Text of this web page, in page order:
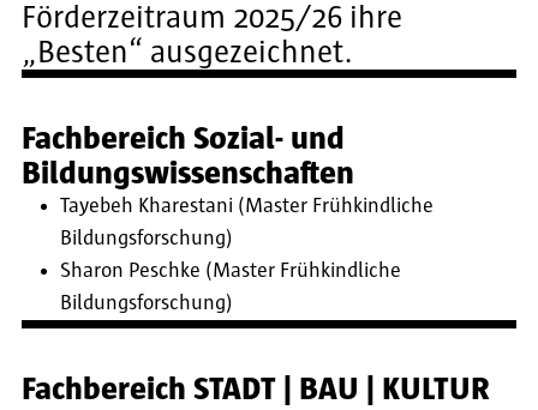
Förderzeitraum 2025/26 ihre
„Besten“ ausgezeichnet.
Fachbereich Sozial- und
Bildungswissenschaften
Tayebeh Kharestani (Master Frühkindliche
Bildungsforschung)
Sharon Peschke (Master Frühkindliche
Bildungsforschung)
Fachbereich STADT | BAU | KULTUR